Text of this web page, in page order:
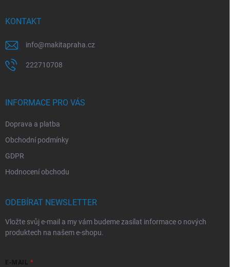
KONTAKT
info@makitapraha.cz
222710708
INFORMACE PRO VÁS
Doprava a platba
Obchodní podmínky
GDPR
Hodnocení obchodu
ODEBÍRAT NEWSLETTER
Vložte svůj e-mail a my vám budeme zasílat informace o nových
produktech na našem e-shopu.
E-MAIL